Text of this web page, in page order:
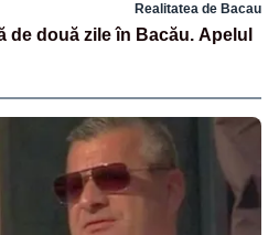
Realitatea de Bacau
de două zile în Bacău. Apelul